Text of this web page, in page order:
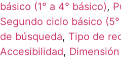
básico (1° a 4° básico),
Segundo ciclo básico
de búsqueda, Tipo de
Accesibilidad,